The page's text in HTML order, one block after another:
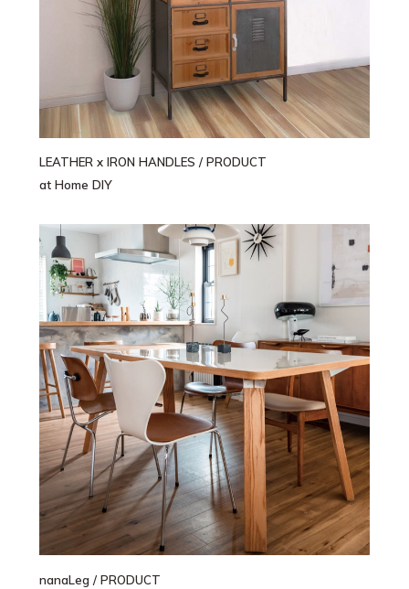
LEATHER x IRON HANDLES / PRODUCT
at Home DIY
nanaLeg / PRODUCT